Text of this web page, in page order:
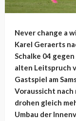
Never change a
Karel Geraerts
Schalke 04
alten Leitspruch
Gastspiel am
Voraussicht
drohen gleich
Umbau der